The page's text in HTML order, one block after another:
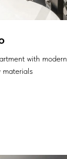
with modern
materials